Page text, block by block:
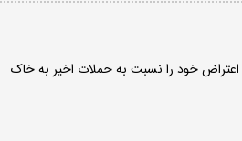
اعتراض خود را نسبت به حملات اخیر به خاک